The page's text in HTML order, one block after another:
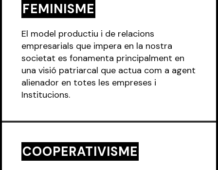
FEMINISME
El model productiu i de relacions
empresarials que impera en la nostra
societat es fonamenta principalment en
una visió patriarcal que actua com a agent
alienador en totes les empreses i
Institucions.
COOPERATIVISME